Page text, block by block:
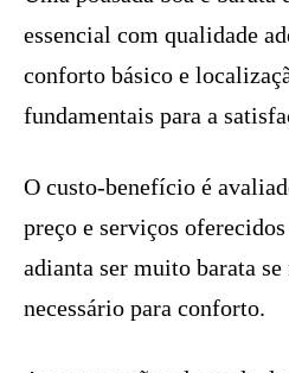
essencial com qualidade
conforto básico e
fundamentais para a
O custo-benefício é
preço e serviços
adianta ser muito barata
necessário para conforto.